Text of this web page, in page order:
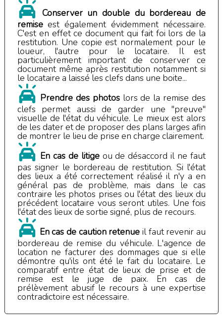
Conserver un double du bordereau de
remiseest également évidemment nécessaire.
C'est en effet ce document qui fait foi lors de la
restitution. Une copie est normalement pour le
loueur, l'autre pour le locataire. Il est
particulièrement important de conserver ce
document même après restitution notamment si
le locataire a laissé les clefs dans une boite...
Prendre des photoslors de la remise des
clefs permet aussi de garder une "preuve"
visuelle de l'état du véhicule. Le mieux est alors
de les dater et de proposer des plans larges afin
de montrer le lieu de prise en charge clairement.
En cas de litigeou de désaccord il ne faut
pas signer le bordereau de restitution. Si l'état
des lieux a été correctement réalisé il n'y a en
général pas de problème, mais dans le cas
contraire les photos prises ou l'état des lieux du
précédent locataire vous seront utiles. Une fois
l'état des lieux de sortie signé, plus de recours.
En cas de caution retenue il faut revenir au
bordereau de remise du véhicule. L'agence de
location ne facturer des dommages que si elle
démontre qu'ils ont été le fait du locataire. Le
comparatif entre état de lieux de prise et de
remise est le juge de paix. En cas de
prélèvement abusif le recours à une expertise
contradictoire est nécessaire.